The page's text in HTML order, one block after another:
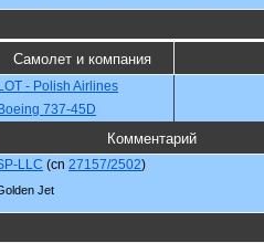
Самолет и компания
LOT - Polish Airlines
Boeing 737-45D
Комментарий
LLC (cn 27157/2502)
Jet